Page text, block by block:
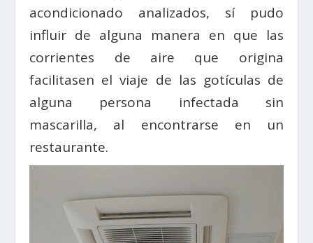
acondicionado analizados, sí pudo
influir de alguna manera en que las
corrientes de aire que origina
facilitasen el viaje de las gotículas de
alguna persona infectada sin
mascarilla, al encontrarse en un
restaurante.